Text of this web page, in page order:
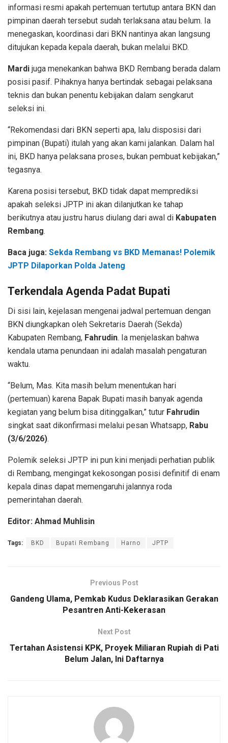
informasi resmi apakah pertemuan tertutup antara BKN dan
pimpinan daerah tersebut sudah terlaksana atau belum. Ia
menegaskan, koordinasi dari BKN nantinya akan langsung
ditujukan kepada kepala daerah, bukan melalui BKD.
Mardi juga menekankan bahwa BKD Rembang berada dalam
posisi pasif. Pihaknya hanya bertindak sebagai pelaksana
teknis dan bukan penentu kebijakan dalam sengkarut
seleksi ini.
“Rekomendasi dari BKN seperti apa, lalu disposisi dari
pimpinan (Bupati) itulah yang akan kami jalankan. Dalam hal
ini, BKD hanya pelaksana proses, bukan pembuat kebijakan,”
tegasnya.
Karena posisi tersebut, BKD tidak dapat memprediksi
apakah seleksi JPTP ini akan dilanjutkan ke tahap
berikutnya atau justru harus diulang dari awal di Kabupaten
Rembang.
Baca juga: Sekda Rembang vs BKD Memanas! Polemik
JPTP Dilaporkan Polda Jateng
Terkendala Agenda Padat Bupati
Di sisi lain, kejelasan mengenai jadwal pertemuan dengan
BKN diungkapkan oleh Sekretaris Daerah (Sekda)
Kabupaten Rembang, Fahrudin. Ia menjelaskan bahwa
kendala utama penundaan ini adalah masalah pengaturan
waktu.
“Belum, Mas. Kita masih belum menentukan hari
(pertemuan) karena Bapak Bupati masih banyak agenda
kegiatan yang belum bisa ditinggalkan,” tutur Fahrudin
singkat saat dikonfirmasi melalui pesan Whatsapp, Rabu
(3/6/2026).
Polemik seleksi JPTP ini pun kini menjadi perhatian publik
di Rembang, mengingat kekosongan posisi definitif di enam
kepala dinas dapat memengaruhi jalannya roda
pemerintahan daerah.
Editor: Ahmad Muhlisin
Tags: BKD Bupati Rembang Harno JPTP
Previous Post
Gandeng Ulama, Pemkab Kudus Deklarasikan Gerakan
Pesantren Anti-Kekerasan
Next Post
Tertahan Asistensi KPK, Proyek Miliaran Rupiah di Pati
Belum Jalan, Ini Daftarnya